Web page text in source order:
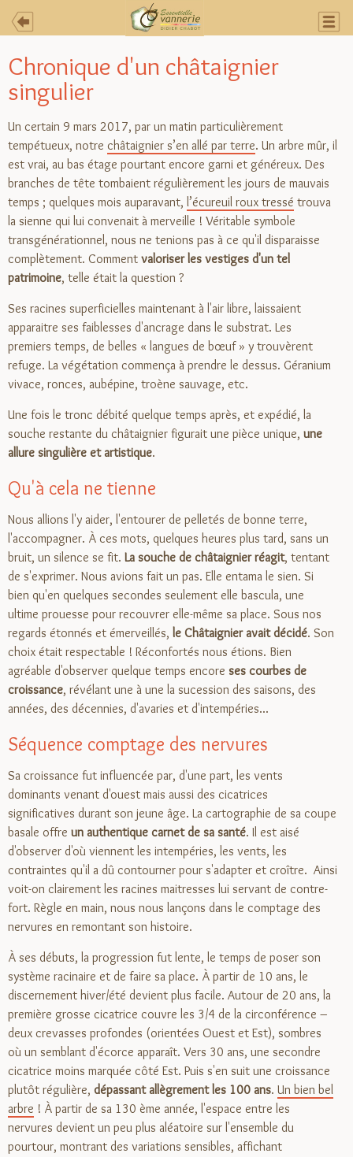
Chronique d'un châtaignier
singulier
Un certain 9 mars 2017, par un matin particulièrement
tempétueux, notre châtaignier s’en allé par terre. Un arbre mûr, il
est vrai, au bas étage pourtant encore garni et généreux. Des
branches de tête tombaient régulièrement les jours de mauvais
temps ; quelques mois auparavant, l’écureuil roux tressé trouva
la sienne qui lui convenait à merveille ! Véritable symbole
transgénérationnel, nous ne tenions pas à ce qu'il disparaisse
complètement. Comment valoriser les vestiges d'un tel
patrimoine, telle était la question ?
Ses racines superficielles maintenant à l'air libre, laissaient
apparaitre ses faiblesses d'ancrage dans le substrat. Les
premiers temps, de belles « langues de bœuf » y trouvèrent
refuge. La végétation commença à prendre le dessus. Géranium
vivace, ronces, aubépine, troène sauvage, etc.
Une fois le tronc débité quelque temps après, et expédié, la
souche restante du châtaignier figurait une pièce unique, une
allure singulière et artistique.
Qu'à cela ne tienne
Nous allions l'y aider, l'entourer de pelletés de bonne terre,
l'accompagner. À ces mots, quelques heures plus tard, sans un
bruit, un silence se fit. La souche de châtaignier réagit, tentant
de s'exprimer. Nous avions fait un pas. Elle entama le sien. Si
bien qu'en quelques secondes seulement elle bascula, une
ultime prouesse pour recouvrer elle-même sa place. Sous nos
regards étonnés et émerveillés, le Châtaignier avait décidé. Son
choix était respectable ! Réconfortés nous étions. Bien
agréable d'observer quelque temps encore ses courbes de
croissance, révélant une à une la sucession des saisons, des
années, des décennies, d'avaries et d'intempéries...
Séquence comptage des nervures
Sa croissance fut influencée par, d'une part, les vents
dominants venant d'ouest mais aussi des cicatrices
significatives durant son jeune âge. La cartographie de sa coupe
basale offre un authentique carnet de sa santé. Il est aisé
d'observer d'où viennent les intempéries, les vents, les
contraintes qu'il a dû contourner pour s'adapter et croître. Ainsi
voit-on clairement les racines maitresses lui servant de contre-
fort. Règle en main, nous nous lançons dans le comptage des
nervures en remontant son histoire.
À ses débuts, la progression fut lente, le temps de poser son
système racinaire et de faire sa place. À partir de 10 ans, le
discernement hiver/été devient plus facile. Autour de 20 ans, la
première grosse cicatrice couvre les 3/4 de la circonférence –
deux crevasses profondes (orientées Ouest et Est), sombres
où un semblant d'écorce apparaît. Vers 30 ans, une secondre
cicatrice moins marquée côté Est. Puis s'en suit une croissance
plutôt régulière, dépassant allègrement les 100 ans. Un bien bel
arbre ! À partir de sa 130 ème année, l'espace entre les
nervures devient un peu plus aléatoire sur l'ensemble du
pourtour, montrant des variations sensibles, affichant
Vannerie créative
Côté crayons
l'Atelier
@ Un commentaire?